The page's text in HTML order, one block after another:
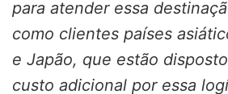
para atender essa
como clientes países
e Japão, que estão
custo adicional por essa